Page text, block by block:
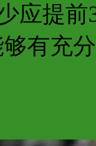
应提
有充